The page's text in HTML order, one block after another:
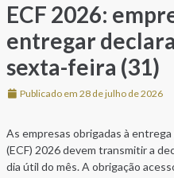
ECF 2026:
entregar
sexta-feira (31)
Publicado em 28 de julho de 2026
As empresas obrigadas à
(ECF) 2026 devem transmitir a
dia útil do mês. A obrigação